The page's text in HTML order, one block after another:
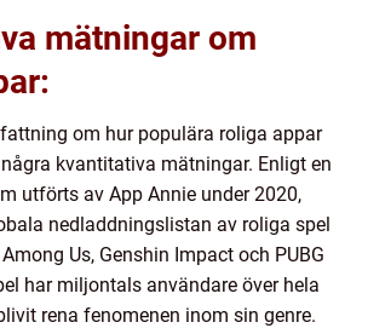
mätningar om
om hur populära roliga appar
kvantitativa mätningar. Enligt en
utförts av App Annie under 2020,
nedladdningslistan av roliga spel
Us, Genshin Impact och PUBG
har miljontals användare över hela
rena fenomenen inom sin genre.